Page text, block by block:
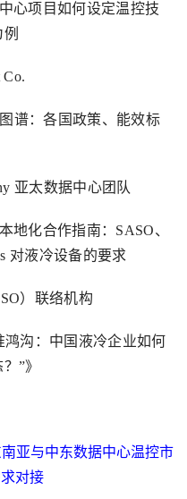
心项目如何设定温控技
Co.
谱：各国政策、能效标
亚太数据中心团队
地化合作指南： SASO、
对液冷设备的要求
）联络机构
沟：中国液冷企业如何
”》
亚与中东数据中心温控市
对接